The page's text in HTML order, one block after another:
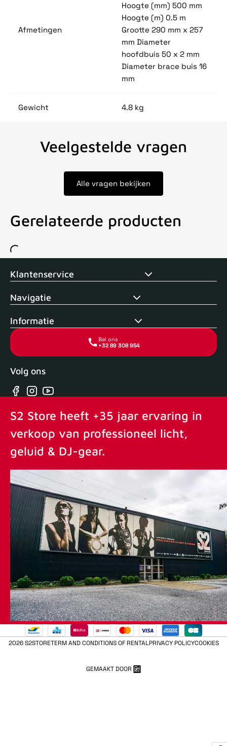
Afmetingen
Hoogte (mm) 500 mm
Hoogte (m) 0.5 m
Grootte 290 mm x 257
mm Diameter
hoofdbuis 50 x 2 mm
Diameter brace buis 16
mm
Gewicht 4.8 kg
Veelgestelde vragen
Alle vragen bekijken
Gerelateerde producten
Voor 15uur besteld, zelfde dag verstuurd Echte winkel +35
Klantenservice
Navigatie
Informatie
Bel ons
+32 89 308 954
Volg ons
Facebook
Instagram
YouTube
S2 Store heeft +35 jaar ervaring in
verkoop van professioneel licht,
geluid & DJ-gear.
2026 S2STORETERM AND CONDITIONS OF RENTALPRIVACY POLICYCOOKIES
GEMAAKT DOOR